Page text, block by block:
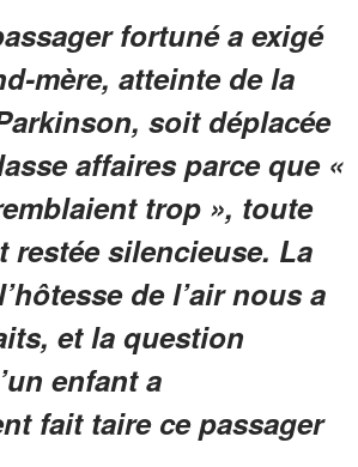
fortuné a exigé
mère, atteinte de la
soit déplacée
affaires parce que «
trop », toute
restée silencieuse. La
de l’air nous a
et la question
enfant a
fait taire ce passager